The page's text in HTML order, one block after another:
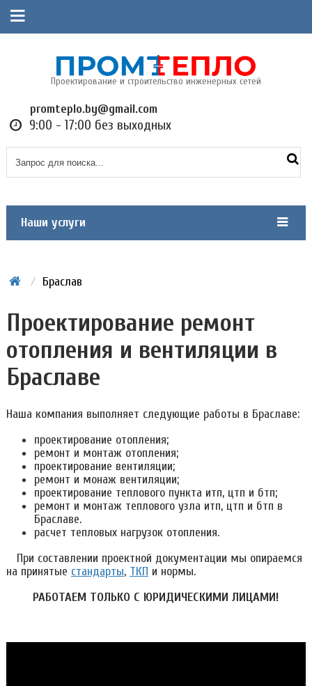
Проектирование и строительство инженерных сетей
promteplo.by@gmail.com
9:00 - 17:00 без выходных
Наши услуги
/ Браслав
Проектирование ремонт
отопления и вентиляции в
Браславе
Наша компания выполняет следующие работы в Браславе:
проектирование отопления;
ремонт и монтаж отопления;
проектирование вентиляции;
ремонт и монаж вентиляции;
проектирование теплового пункта итп, цтп и бтп;
ремонт и монтаж теплового узла итп, цтп и бтп в
Браславе.
расчет тепловых нагрузок отопления.
При составлении проектной документации мы опираемся
на принятые стандарты, ТКП и нормы.
РАБОТАЕМ ТОЛЬКО С ЮРИДИЧЕСКИМИ ЛИЦАМИ!